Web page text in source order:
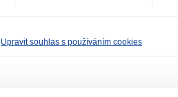
Upravit souhlas s používáním cookies